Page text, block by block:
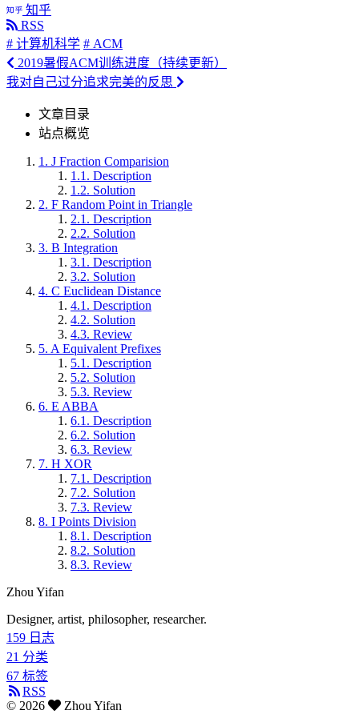
知乎
RSS
# 计算机科学 # ACM
2019暑假ACM训练进度（持续更新）
我对自己过分追求完美的反思
文章目录
站点概览
1. J Fraction Comparision
1.1. Description
1.2. Solution
2. F Random Point in Triangle
2.1. Description
2.2. Solution
3. B Integration
3.1. Description
3.2. Solution
4. C Euclidean Distance
4.1. Description
4.2. Solution
4.3. Review
5. A Equivalent Prefixes
5.1. Description
5.2. Solution
5.3. Review
6. E ABBA
6.1. Description
6.2. Solution
6.3. Review
7. H XOR
7.1. Description
7.2. Solution
7.3. Review
8. I Points Division
8.1. Description
8.2. Solution
8.3. Review
Zhou Yifan
Designer, artist, philosopher, researcher.
159 日志
21 分类
67 标签
RSS
© 2026
Zhou Yifan